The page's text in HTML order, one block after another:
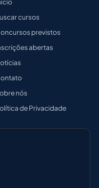
cursos
previstos
abertas
nós
de Privacidade